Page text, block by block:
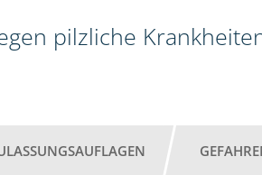
pilzliche